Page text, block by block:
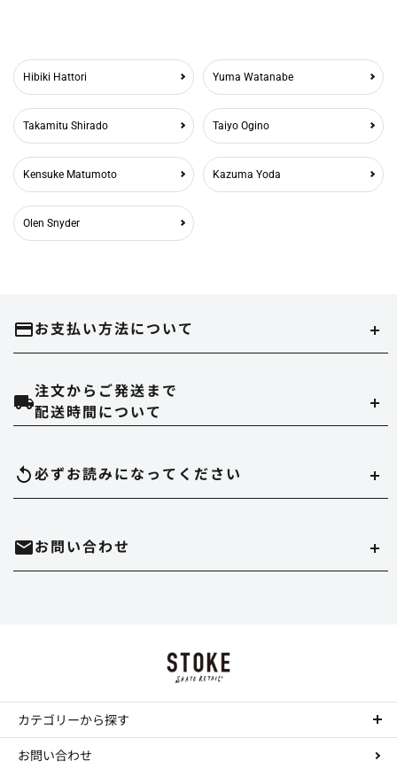
Hibiki Hattori Yuma Watanabe
Takamitu Shirado Taiyo Ogino
Kensuke Matumoto Kazuma Yoda
Olen Snyder
お支払い方法について
クレジットカード
当ストアでは、以下のクレジット会社をご利用いただけます。
代金引換
お振込み（三菱東京UFJ銀行宛先）
決済手数料は所定の銀行手数料となります。
注文からご発送まで
配送時間について
配達時間は午前（9～12時）、14～16時、16～18時、18～20時、19～21時
のいずれかでご指定いただけます。
・到着日の指定の場合は、ご注文の3日後から7日後までお受けさせていただ
・配達店止めをご希望の場合は、振込か事前クレジットカード払いのみお受
けできます。
・実店舗と在庫を共有していますので、まれにご注文いただいた商品が品切
必ずお読みになって ください
在庫切れについて
正確を規するよう努力していますが、デッキサイズは個体差がありますし、
色に関してはそれぞれデバイスが違いますので完璧な再現は不可能です。多
少の誤差はご勘弁ください。 これらの理由の返品もお断りさせていただきま
す。
ステッカーについて
お問い合わせ
工賃について
コンプリートの組み立て、デッキテープの貼り付けをご希望の場合は工賃が
カテゴリーから探す
コンプリートデッキ
お問い合わせ